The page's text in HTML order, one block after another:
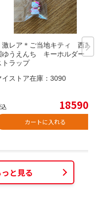
激レア＊ご当地キティ 西武
ゆうえんち キーホルダー
トラップ
イストア在庫： 3090
18590
カートに入れる
と見る